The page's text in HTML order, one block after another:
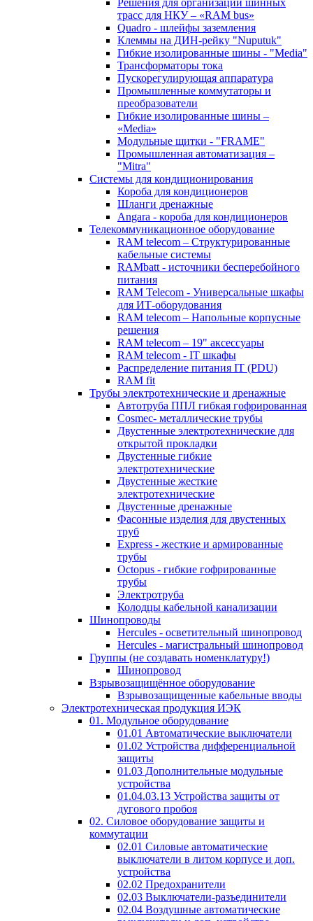
Решения для организации шинных
трасс для НКУ – «RAM bus»
Quadro - шлейфы заземления
Клеммы на ДИН-рейку "Nuputuk"
Гибкие изолированные шины - "Media"
Трансформаторы тока
Пускорегулирующая аппаратура
Промышленные коммутаторы и
преобразователи
Гибкие изолированные шины –
«Media»
Модульные щитки - "FRAME"
Промышленная автоматизация –
"Mitra"
Системы для кондиционирования
Короба для кондиционеров
Шланги дренажные
Angara - короба для кондиционеров
Телекоммуникационное оборудование
RAM telecom – Структурированные
кабельные системы
RAMbatt - источники бесперебойного
питания
RAM Telecom - Универсальные шкафы
для ИТ-оборудования
RAM telecom – Напольные корпусные
решения
RAM telecom – 19" аксессуары
RAM telecom - IT шкафы
Распределение питания IT (PDU)
RAM fit
Трубы электротехнические и дренажные
Автотруба ППЛ гибкая гофрированная
Cosmec- металлические трубы
Двустенные электротехнические для
открытой прокладки
Двустенные гибкие
электротехнические
Двустенные жесткие
электротехнические
Двустенные дренажные
Фасонные изделия для двустенных
труб
Express - жесткие и армированные
трубы
Octopus - гибкие гофрированные
трубы
Электротруба
Колодцы кабельной канализации
Шинопроводы
Hercules - осветительный шинопровод
Hercules - магистральный шинопровод
Группы (не создавать номенклатуру!)
Шинопровод
Взрывозащищённое оборудование
Взрывозащищенные кабельные вводы
Электротехническая продукция ИЭК
01. Модульное оборудование
01.01 Автоматические выключатели
01.02 Устройства дифференциальной
защиты
01.03 Дополнительные модульные
устройства
01.04.03.13 Устройства защиты от
дугового пробоя
02. Силовое оборудование защиты и
коммутации
02.01 Силовые автоматические
выключатели в литом корпусе и доп.
устройства
02.02 Предохранители
02.03 Выключатели-разъединители
02.04 Воздушные автоматические